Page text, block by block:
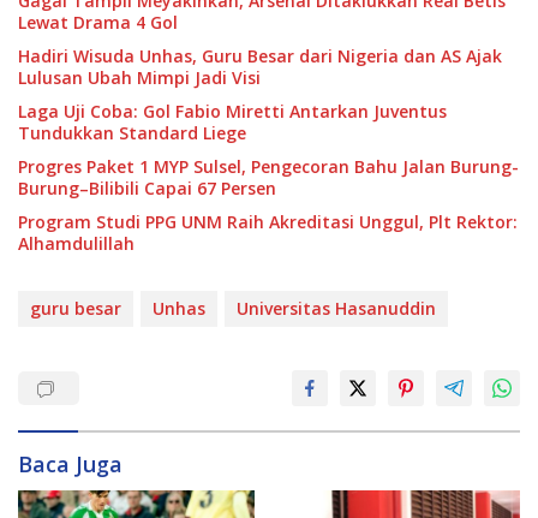
Lewat Drama 4 Gol
Hadiri Wisuda Unhas, Guru Besar dari Nigeria dan AS Ajak
Lulusan Ubah Mimpi Jadi Visi
Laga Uji Coba: Gol Fabio Miretti Antarkan Juventus
Tundukkan Standard Liege
Progres Paket 1 MYP Sulsel, Pengecoran Bahu Jalan Burung-
Burung–Bilibili Capai 67 Persen
Program Studi PPG UNM Raih Akreditasi Unggul, Plt Rektor:
Alhamdulillah
guru besar Unhas Universitas Hasanuddin
Baca Juga